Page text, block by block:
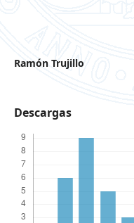
Ramón Trujillo
Descargas